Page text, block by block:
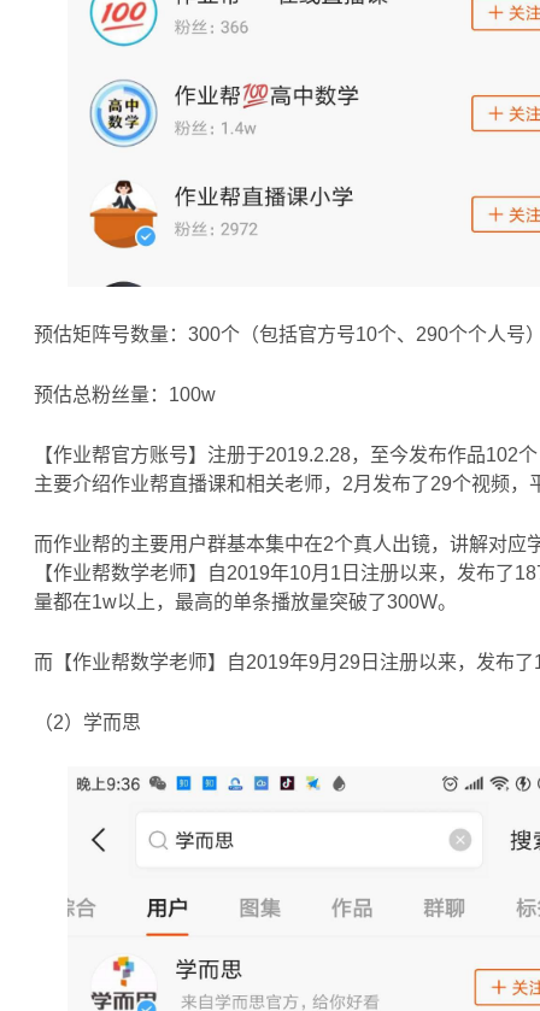
预估矩阵号数量：300个（包括官方号10个、290个个人号
预估总粉丝量：100w
【作业帮官方账号】注册于2019.2.28，至今发布作品102
主要介绍作业帮直播课和相关老师，2月发布了29个视频
而作业帮的主要用户群基本集中在2个真人出镜，讲解对
【作业帮数学老师】自2019年10月1日注册以来，发布了
量都在1w以上，最高的单条播放量突破了300W。
而【作业帮数学老师】自2019年9月29日注册以来，发布
（2）学而思